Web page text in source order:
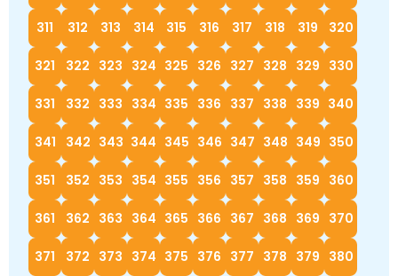
311 312 313 314 315 316 317 318 319 320
321 322 323 324 325 326 327 328 329 330
331 332 333 334 335 336 337 338 339 340
341 342 343 344 345 346 347 348 349 350
351 352 353 354 355 356 357 358 359 360
361 362 363 364 365 366 367 368 369 370
371 372 373 374 375 376 377 378 379 380